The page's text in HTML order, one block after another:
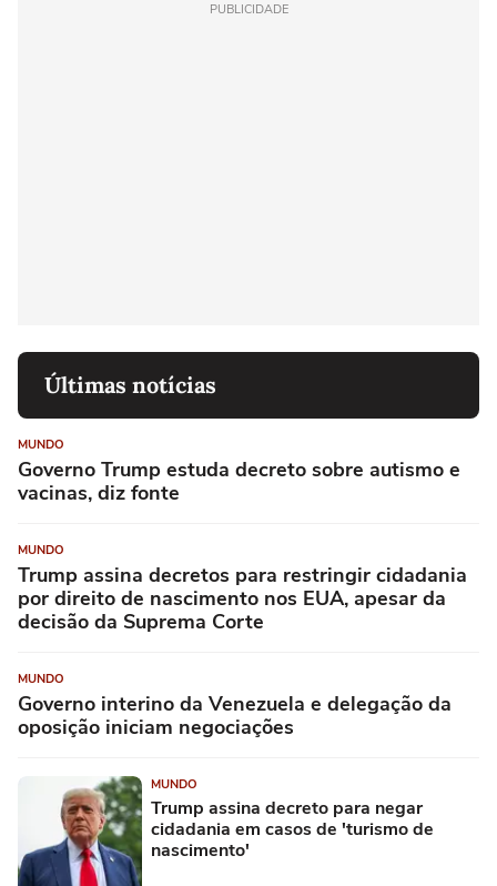
PUBLICIDADE
Últimas notícias
MUNDO
Governo Trump estuda decreto sobre autismo e
vacinas, diz fonte
MUNDO
Trump assina decretos para restringir cidadania
por direito de nascimento nos EUA, apesar da
decisão da Suprema Corte
MUNDO
Governo interino da Venezuela e delegação da
oposição iniciam negociações
MUNDO
Trump assina decreto para negar
cidadania em casos de 'turismo de
nascimento'